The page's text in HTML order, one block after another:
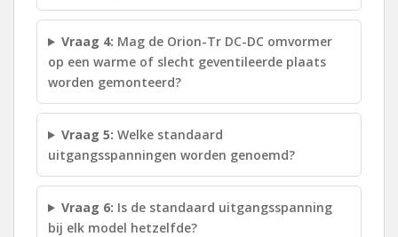
Vraag 4: Mag de Orion-Tr DC-DC omvormer
op een warme of slecht geventileerde plaats
worden gemonteerd?
Vraag 5: Welke standaard
uitgangsspanningen worden genoemd?
Vraag 6: Is de standaard uitgangsspanning
bij elk model hetzelfde?